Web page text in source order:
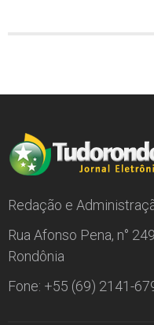
Redação e
Rua Afonso Pena, n°
Rondônia
Fone: +55 (69) 2141-